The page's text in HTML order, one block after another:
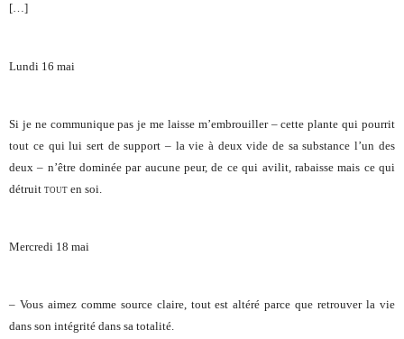
[…]
Lundi 16 mai
Si je ne communique pas je me laisse m’embrouiller – cette plante qui pourrit
tout ce qui lui sert de support – la vie à deux vide de sa substance l’un des
deux – n’être dominée par aucune peur, de ce qui avilit, rabaisse mais ce qui
détruit tout en soi.
Mercredi 18 mai
– Vous aimez comme source claire, tout estaltéré parce que retrouver la vie
dans son intégrité dans sa totalité.